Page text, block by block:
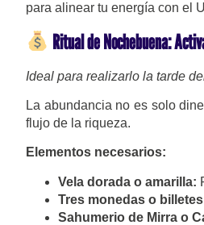
para alinear tu energía con el
Ritual de Nochebuena:
Ideal para realizarlo la tarde
La abundancia no es solo
flujo de la riqueza.
Elementos necesarios:
Vela dorada o amarilla:
Tres monedas o
Sahumerio de Mirra o